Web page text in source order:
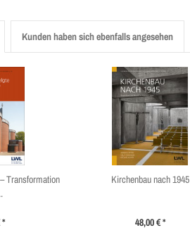
Kunden haben sich ebenfalls angesehen
Transformation
*
Kirchenbau nach 1945
48,00 € *